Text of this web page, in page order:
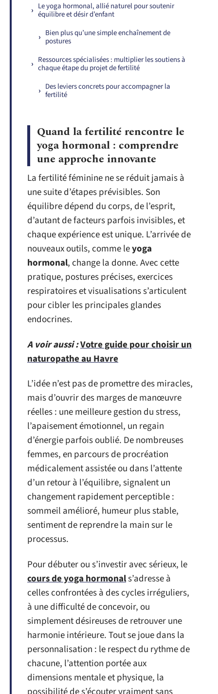
Le yoga hormonal, allié naturel pour soutenir
équilibre et désir d’enfant
Bien plus qu’une simple enchaînement de
postures
Ressources spécialisées : multiplier les soutiens à
chaque étape du projet de fertilité
Des leviers concrets pour accompagner la
fertilité
Quand la fertilité rencontre le
yoga hormonal : comprendre
une approche innovante
La fertilité féminine ne se réduit jamais à
une suite d’étapes prévisibles. Son
équilibre dépend du corps, de l’esprit,
d’autant de facteurs parfois invisibles, et
chaque expérience est unique. L’arrivée de
nouveaux outils, comme leyoga
hormonal, change la donne. Avec cette
pratique, postures précises, exercices
respiratoires et visualisations s’articulent
pour cibler les principales glandes
endocrines.
A voir aussi :Votre guide pour choisir un
naturopathe au Havre
L’idée n’est pas de promettre des miracles,
mais d’ouvrir des marges de manœuvre
réelles : une meilleure gestion du stress,
l’apaisement émotionnel, un regain
d’énergie parfois oublié. De nombreuses
femmes, en parcours de procréation
médicalement assistée ou dans l’attente
d’un retour à l’équilibre, signalent un
changement rapidement perceptible :
sommeil amélioré, humeur plus stable,
sentiment de reprendre la main sur le
processus.
Pour débuter ou s’investir avec sérieux, le
cours de yoga hormonals’adresse à
celles confrontées à des cycles irréguliers,
à une difficulté de concevoir, ou
simplement désireuses de retrouver une
harmonie intérieure. Tout se joue dans la
personnalisation : le respect du rythme de
chacune, l’attention portée aux
dimensions mentale et physique, la